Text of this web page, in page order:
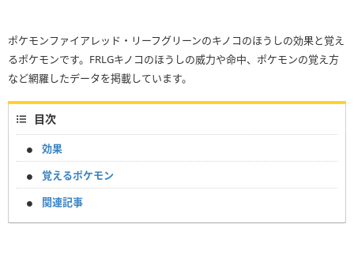
ポケモンファイアレッド・リーフグリーンのキノコのほうしの効果と覚え
るポケモンです。FRLGキノコのほうしの威力や命中、ポケモンの覚え方
など網羅したデータを掲載しています。
目次
効果
覚えるポケモン
関連記事